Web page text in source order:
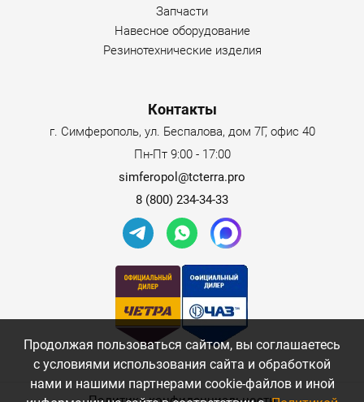
быстросъемное устройство (без гидролинии);
башмаки с тройным грунтозацепом 700 мм;
защитная сетка на ветровое стекло, верхнее;
проблесковый маячок на крыше;
камера заднего вида;
сигнализатор движения;
радио (с функцией MP3);
ковш объемом 1,6 м³.
Приобретение
Для того чтобы купить гусеничный экскаватор ЧЕТРА
Е400 по рекомендованной заводом-изготовителем цене,
обратитесь в ООО «ТК «ТЕРРА». Наша компания
является официальным дилером ООО «ЧЕТРА».
Запчасти
Навесное оборудование
Резинотехнические изделия
Контакты
г. Симферополь, ул. Беспалова, дом 7Г, офис 40
Пн-Пт 9:00 - 17:00
simferopol@tcterra.pro
8 (800) 234-34-33
Продолжая пользоваться сайтом, вы соглашаетесь
с условиями использования сайта и обработкой
нами и нашими партнерами cookie-файлов и иной